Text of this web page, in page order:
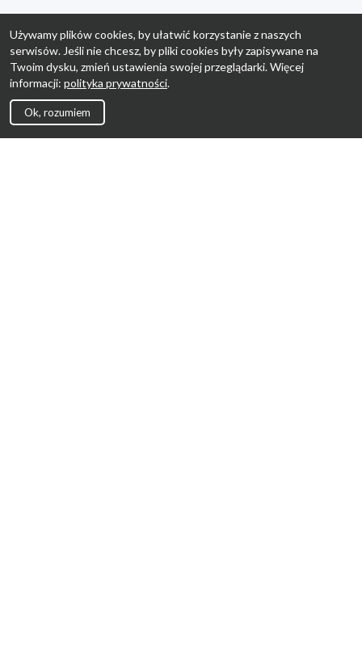
Używamy plików cookies, by ułatwić korzystanie z naszych
serwisów. Jeśli nie chcesz, by pliki cookies były zapisywane na
Twoim dysku, zmień ustawienia swojej przeglądarki. Więcej
informacji: polityka prywatności.
Ok, rozumiem